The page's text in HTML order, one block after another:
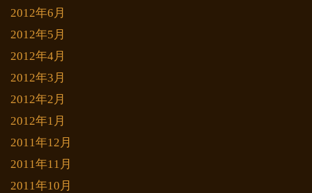
2012年6月
2012年5月
2012年4月
2012年3月
2012年2月
2012年1月
2011年12月
2011年11月
2011年10月